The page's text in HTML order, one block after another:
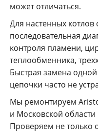
может отличаться.
Для настенных
последовательная
контроля пламени,
теплообменника,
Быстрая замена
цепочки часто не
Мы ремонтируем
и Московской
Проверяем не только